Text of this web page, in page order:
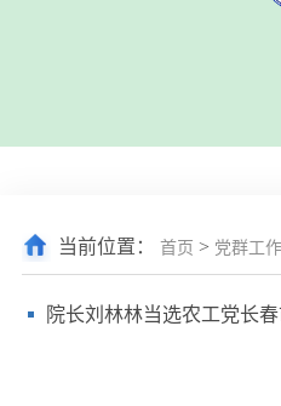
当前位置： 首页 > 党群工作
院长刘林林当选农工党长